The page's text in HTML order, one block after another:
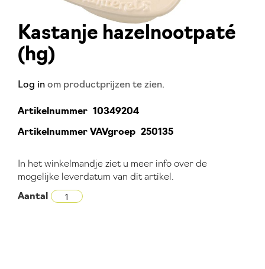
Kastanje hazelnootpaté
(hg)
Log in om productprijzen te zien.
Artikelnummer 10349204
Artikelnummer VAVgroep 250135
In het winkelmandje ziet u meer info over de
mogelijke leverdatum van dit artikel.
Aantal
Ga
naar
het
van
gallerij